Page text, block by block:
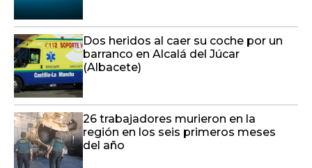
Dos heridos al caer su coche por un
barranco en Alcalá del Júcar
(Albacete)
26 trabajadores murieron en la
región en los seis primeros meses
del año